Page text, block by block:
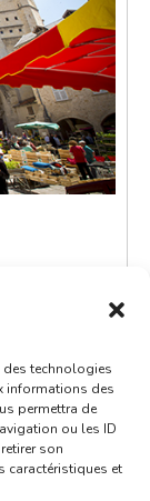
des technologies
informations des
permettra de
ou les ID
son
caractéristiques et
pour le
une navette